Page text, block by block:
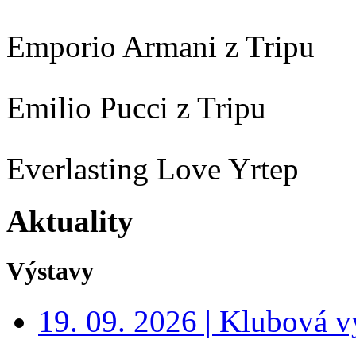
Emporio Armani z Tripu
Emilio Pucci z Tripu
Everlasting Love Yrtep
Aktuality
Výstavy
19. 09. 2026 | Klubová